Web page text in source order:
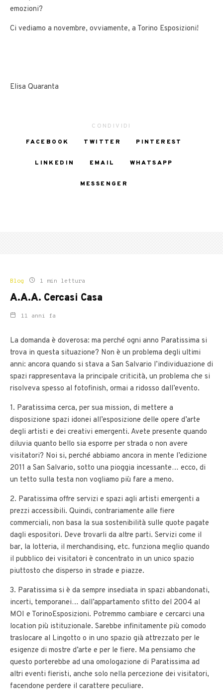
emozioni?
Ci vediamo a novembre, ovviamente, a Torino Esposizioni!
Elisa Quaranta
CONDIVIDI
FACEBOOK
TWITTER PINTEREST
LINKEDIN EMAIL WHATSAPP
MESSENGER
Blog 1 min lettura
A.A.A. Cercasi Casa
11 anni fa
La domanda è doverosa: ma perché ogni anno Paratissima si
trova in questa situazione? Non è un problema degli ultimi
anni: ancora quando si stava a San Salvario l’individuazione di
spazi rappresentava la principale criticità, un problema che si
risolveva spesso al fotofinish, ormai a ridosso dall’evento.
1. Paratissima cerca, per sua mission, di mettere a
disposizione spazi idonei all’esposizione delle opere d’arte
degli artisti e dei creativi emergenti. Avete presente quando
diluvia quanto bello sia esporre per strada o non avere
visitatori? Noi si, perché abbiamo ancora in mente l’edizione
2011 a San Salvario, sotto una pioggia incessante… ecco, di
un tetto sulla testa non vogliamo più fare a meno.
2. Paratissima offre servizi e spazi agli artisti emergenti a
prezzi accessibili. Quindi, contrariamente alle fiere
commerciali, non basa la sua sostenibilità sulle quote pagate
dagli espositori. Deve trovarli da altre parti. Servizi come il
bar, la lotteria, il merchandising, etc. funziona meglio quando
il pubblico dei visitatori è concentrato in un unico spazio
piuttosto che disperso in strade e piazze.
3. Paratissima si è da sempre insediata in spazi abbandonati,
incerti, temporanei… dall’appartamento sfitto del 2004 al
MOI e TorinoEsposizioni. Potremmo cambiare e cercarci una
location più istituzionale. Sarebbe infinitamente più comodo
traslocare al Lingotto o in uno spazio già attrezzato per le
esigenze di mostre d’arte e per le fiere. Ma pensiamo che
questo porterebbe ad una omologazione di Paratissima ad
altri eventi fieristi, anche solo nella percezione dei visitatori,
facendone perdere il carattere peculiare.